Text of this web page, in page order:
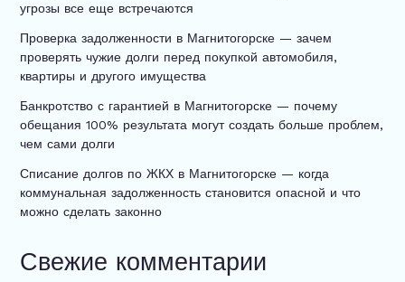
угрозы все еще встречаются
Проверка задолженности в Магнитогорске — зачем
проверять чужие долги перед покупкой автомобиля,
квартиры и другого имущества
Банкротство с гарантией в Магнитогорске — почему
обещания 100% результата могут создать больше проблем,
чем сами долги
Списание долгов по ЖКХ в Магнитогорске — когда
коммунальная задолженность становится опасной и что
можно сделать законно
Свежие комментарии